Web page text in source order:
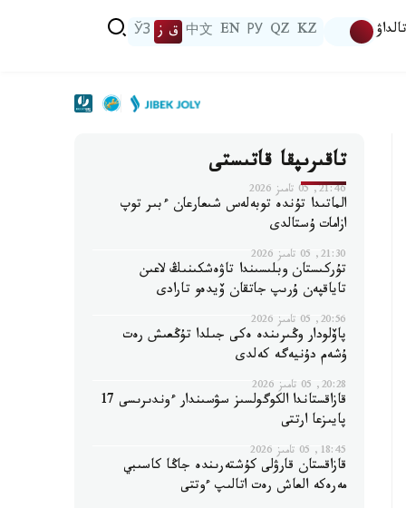
تالداۋ KZ
QZ
РУ
EN
中文 ق ز ЎЗ
تاقىرىپقا قاتىستى
21:46, 05 تامىز 2026
الماتىدا تۇندە توبەلەس شىعارعان ءبىر توپ
ازامات ۇستالدى
21:30, 05 تامىز 2026
تۇركىستان وبلىسىندا تاۋەشكىنىڭ لاعىن
تاياقپەن ۇرىپ جاتقان ۆيدەو تارادى
20:56, 05 تامىز 2026
پاۆلودار وڭىرىندە ەكى جىلدا تۇڭعىش رەت
ۇشەم دۇنيەگە كەلدى
20:28, 05 تامىز 2026
قازاقستاندا الكوگولسىز سۋسىندار ءوندىرىسى 17
پايىزعا ارتتى
18:45, 05 تامىز 2026
قازاقستان قارۋلى كۇشتەرىندە جاڭا كاسىبي
مەرەكە العاش رەت اتالىپ ءوتتى